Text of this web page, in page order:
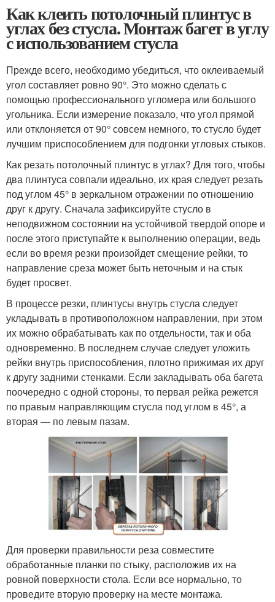
Как клеить потолочный плинтус в
углах без стусла. Монтаж багет в углу
с использованием стусла
Прежде всего, необходимо убедиться, что оклеиваемый
угол составляет ровно 90°. Это можно сделать с
помощью профессионального угломера или большого
угольника. Если измерение показало, что угол прямой
или отклоняется от 90° совсем немного, то стусло будет
лучшим приспособлением для подгонки угловых стыков.
Как резать потолочный плинтус в углах? Для того, чтобы
два плинтуса совпали идеально, их края следует резать
под углом 45° в зеркальном отражении по отношению
друг к другу. Сначала зафиксируйте стусло в
неподвижном состоянии на устойчивой твердой опоре и
после этого приступайте к выполнению операции, ведь
если во время резки произойдет смещение рейки, то
направление среза может быть неточным и на стык
будет просвет.
В процессе резки, плинтусы внутрь стусла следует
укладывать в противоположном направлении, при этом
их можно обрабатывать как по отдельности, так и оба
одновременно. В последнем случае следует уложить
рейки внутрь приспособления, плотно прижимая их друг
к другу задними стенками. Если закладывать оба багета
поочередно с одной стороны, то первая рейка режется
по правым направляющим стусла под углом в 45°, а
вторая — по левым пазам.
Для проверки правильности реза совместите
обработанные планки по стыку, расположив их на
ровной поверхности стола. Если все нормально, то
проведите вторую проверку на месте монтажа.